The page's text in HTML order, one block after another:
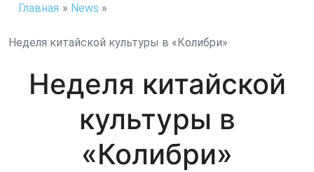
Главная » News »
Неделя китайской культуры в «Колибри»
Неделя китайской
культуры в
«Колибри»